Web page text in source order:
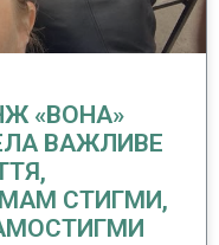
«ВОНА»
ВАЖЛИВЕ
СТИГМИ,